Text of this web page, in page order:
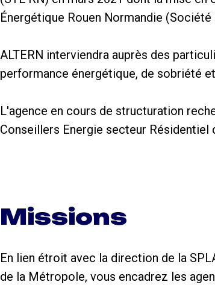
Énergétique Rouen Normandie (Société
ALTERN interviendra auprès des
performance énergétique, de sobriété
L'agence en cours de structuration
Conseillers Energie secteur Résidentiel
Missions
En lien étroit avec la direction de la
de la Métropole, vous encadrez les